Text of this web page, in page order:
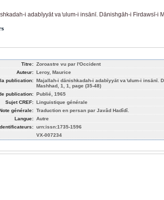
i adabīyyāt va ̒ulum-i insānī. Dānishgāh-i Firdawsī-i
Titre: Zoroastre vu par l'Occident
Auteur: Leroy, Maurice
publication: Majallah-i dānishkadah-i adabīyyāt va ̒ulum-i insānī.
Mashhad, 1, 1, page (35-48)
publication: Publié, 1965
Sujet CREF: Linguistique générale
générale: Traduction en persan par Javâd Hadîdî.
Langue: Autre
urn:issn:1735-1596
VX-007234